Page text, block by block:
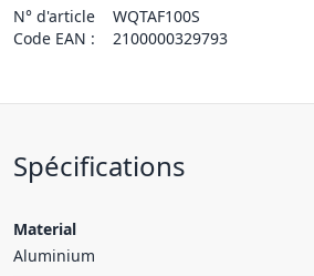
N° d'article
WQTAF100S
Code EAN :
2100000329793
Spécifications
Material
Aluminium